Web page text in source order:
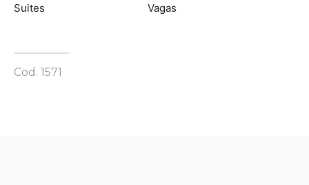
Suites
Vagas
Cod. 1571